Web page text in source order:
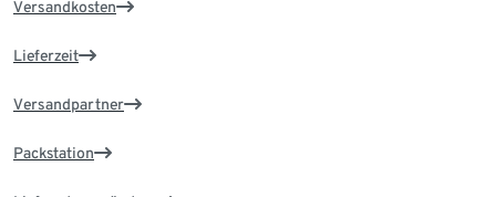
Versandkosten
Lieferzeit
Versandpartner
Packstation